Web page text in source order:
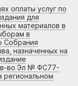
оплаты услуг по
для
материалов в
в
Собрания
назначенных на
во Эл № ФС77-
региональном